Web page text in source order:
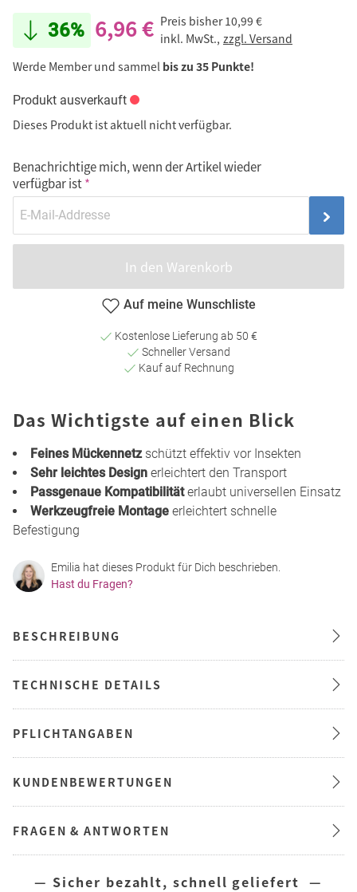
36% 6,96 € Preis bisher 10,99 €
inkl. MwSt., zzgl. Versand
Werde Member und sammel bis zu 35 Punkte!
Produkt ausverkauft
Dieses Produkt ist aktuell nicht verfügbar.
Benachrichtige mich, wenn der Artikel wieder
verfügbar ist
In den Warenkorb
Auf meine Wunschliste
Kostenlose Lieferung ab 50 €
Schneller Versand
Kauf auf Rechnung
Das Wichtigste auf einen Blick
Feines Mückennetzschützt effektiv vor Insekten
Sehr leichtes Design erleichtert den Transport
Passgenaue Kompatibilitäterlaubt universellen Einsatz
Werkzeugfreie Montage erleichtert schnelle
Befestigung
Emilia hat dieses Produkt für Dich beschrieben.
Hast du Fragen?
BESCHREIBUNG
TECHNISCHE DETAILS
PFLICHTANGABEN
KUNDENBEWERTUNGEN
FRAGEN & ANTWORTEN
— Sicher bezahlt, schnell geliefert —